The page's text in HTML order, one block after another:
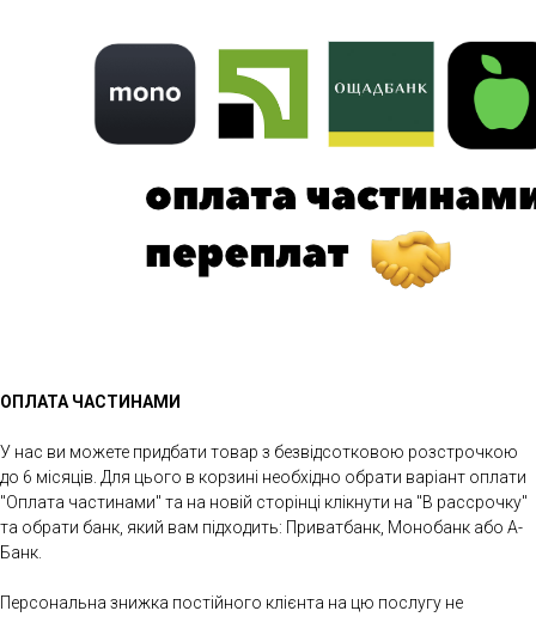
ОПЛАТА ЧАСТИНАМИ
У нас ви можете придбати товар з безвідсотковою розстрочкою
до 6 місяців. Для цього в корзині необхідно обрати варіант оплати
"Оплата частинами" та на новій сторінці клікнути на "В рассрочку"
та обрати банк, який вам підходить: Приватбанк, Монобанк або А-
Банк.
Персональна знижка постійного клієнта на цю послугу не